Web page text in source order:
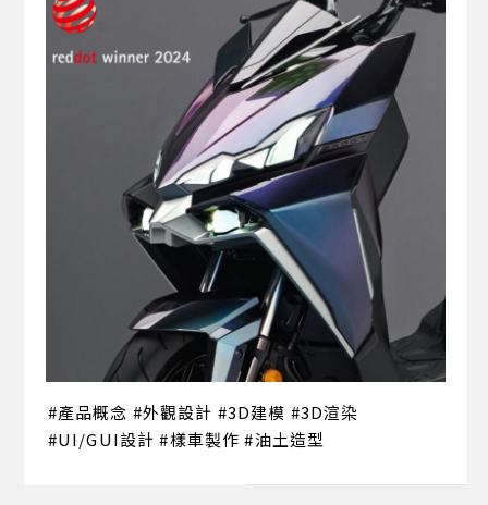
產品概念 外觀設計 3D建模
3D渲染
UI/GUI設計
樣車製作 油土造型